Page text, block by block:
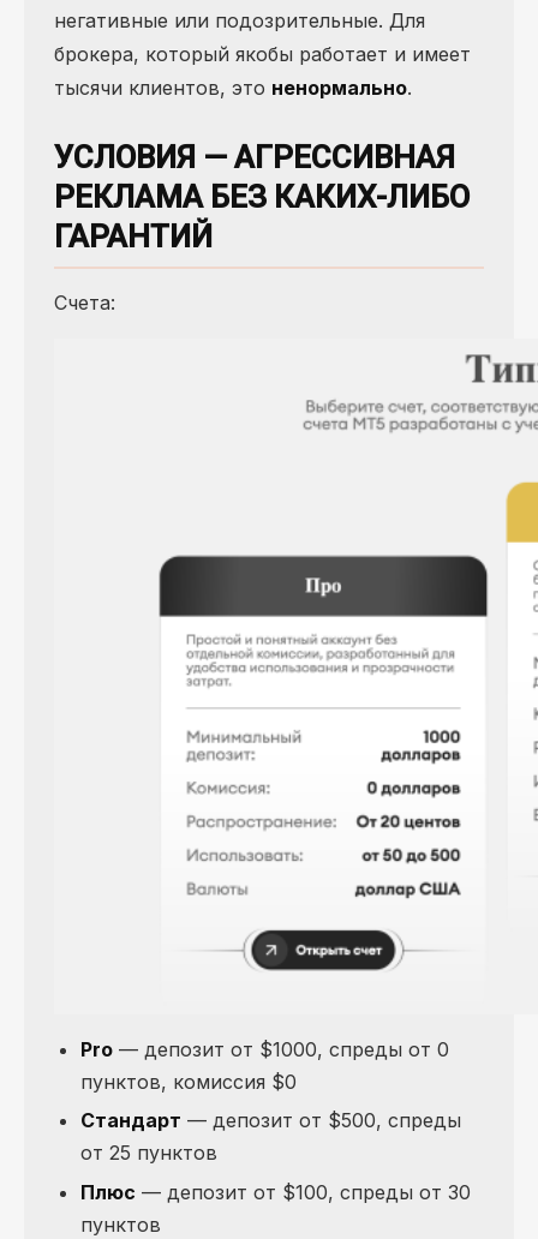
негативные или подозрительные. Для
брокера, который якобы работает и имеет
тысячи клиентов, это ненормально.
УСЛОВИЯ — АГРЕССИВНАЯ
РЕКЛАМА БЕЗ КАКИХ-ЛИБО
ГАРАНТИЙ
Счета:
Pro — депозит от $1000, спреды от 0
пунктов, комиссия $0
Стандарт — депозит от $500, спреды
от 25 пунктов
Плюс — депозит от $100, спреды от 30
пунктов